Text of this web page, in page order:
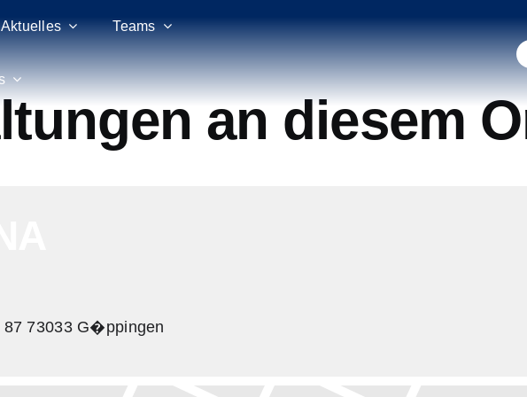
Aktuelles Teams
an diesem
73033 G�ppingen